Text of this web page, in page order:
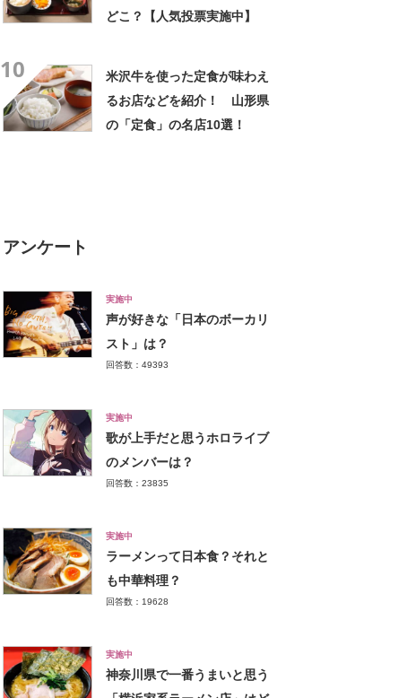
どこ？【人気投票実施中】
10
米沢牛を使った定食が味わえ
るお店などを紹介！ 山形県
の「定食」の名店10選！
アンケート
実施中
声が好きな「日本のボーカリ
スト」は？
回答数：49393
実施中
歌が上手だと思うホロライブ
のメンバーは？
回答数：23835
実施中
ラーメンって日本食？それと
も中華料理？
回答数：19628
実施中
神奈川県で一番うまいと思う